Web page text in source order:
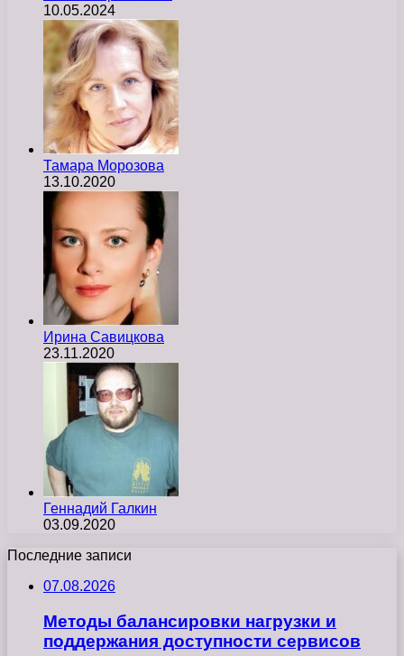
10.05.2024
Тамара Морозова
13.10.2020
Ирина Савицкова
23.11.2020
Геннадий Галкин
03.09.2020
Последние записи
07.08.2026
Методы балансировки нагрузки и
поддержания доступности сервисов